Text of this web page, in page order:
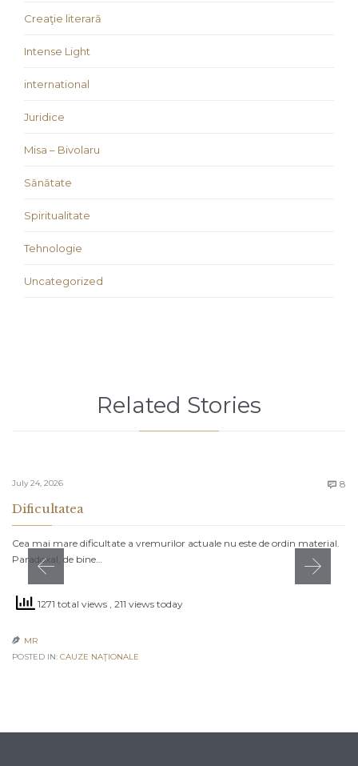
Creaţie literară
Intense Light
international
Juridice
Misa – Bivolaru
Sănătate
Spiritualitate
Tehnologie
Uncategorized
Related Stories
July 24, 2026  8
Dificultatea
Cea mai mare dificultate a vremurilor actuale nu este de ordin material.
Paradoxal, de bine…
1271 total views , 211 views today
 MR
POSTED IN: CAUZE NAŢIONALE